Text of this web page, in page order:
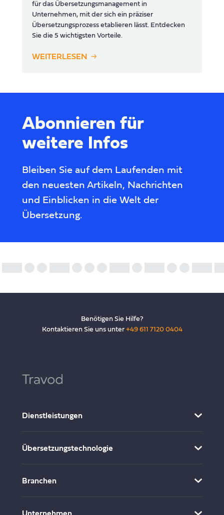
für das Übersetzungsmanagement in
Unternehmen, mit der sich ein präziser
Übersetzungsprozess etablieren lässt. Entdecken
Sie die 5 wichtigsten Vorteile.
WEITERLESEN
Abonnieren für
weitere Infos
Bleiben Sie auf dem Laufenden mit
den neuesten Artikeln, Nachrichten
und Einblicken in die Welt der
Übersetzung.
Benötigen Sie Hilfe?
Kontaktieren Sie uns unter+49 611 7120 0404
Dienstleistungen
Übersetzung und Lokalisierung
Website- und Software-Lokalisierung
Übersetzungstechnologie
Übersetzungsworkflow-Management
Branchen